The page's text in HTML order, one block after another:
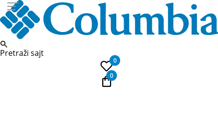
Pretraži sajt
0
0